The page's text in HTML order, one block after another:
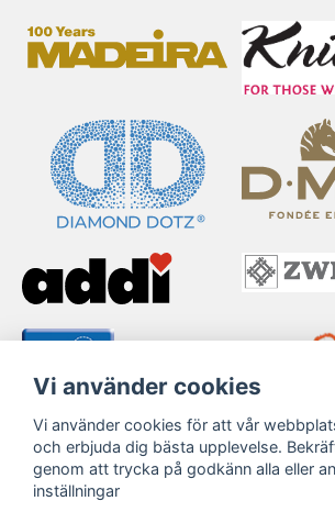
Vi använder cookies
Vi använder cookies för att vår
och erbjuda dig bästa upplevelse.
genom att trycka på godkänn alla eller
inställningar